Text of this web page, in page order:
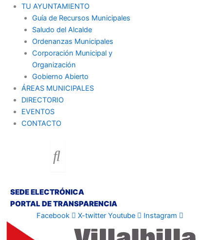
TU AYUNTAMIENTO
Guía de Recursos Municipales
Saludo del Alcalde
Ordenanzas Municipales
Corporación Municipal y
Organización
Gobierno Abierto
ÁREAS MUNICIPALES
DIRECTORIO
EVENTOS
CONTACTO
SEDE ELECTRÓNICA
PORTAL DE TRANSPARENCIA
Facebook X-twitter Youtube Instagram